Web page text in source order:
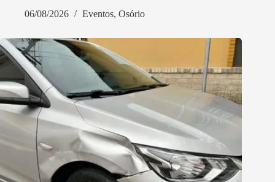
06/08/2026
Eventos, Osório